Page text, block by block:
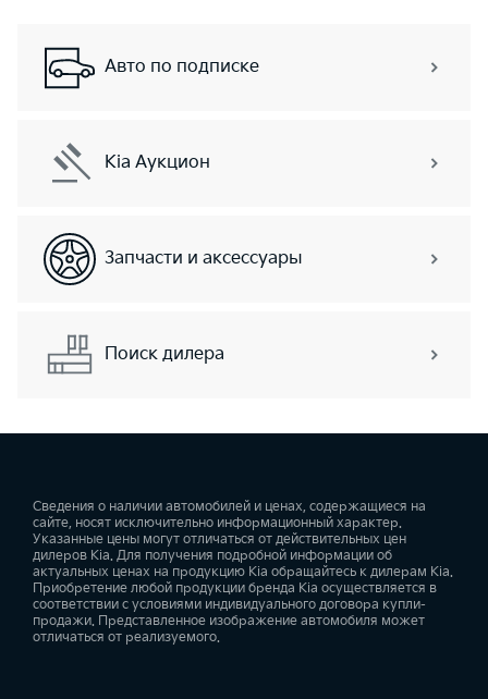
Авто по подписке
Kia Аукцион
Запчасти и аксессуары
Поиск дилера
Сведения о наличии автомобилей и ценах, содержащиеся на
сайте, носят исключительно информационный характер.
Указанные цены могут отличаться от действительных цен
дилеров Kia. Для получения подробной информации об
актуальных ценах на продукцию Kia обращайтесь к дилерам Kia.
Приобретение любой продукции бренда Kia осуществляется в
соответствии с условиями индивидуального договора купли-
продажи. Представленное изображение автомобиля может
отличаться от реализуемого.